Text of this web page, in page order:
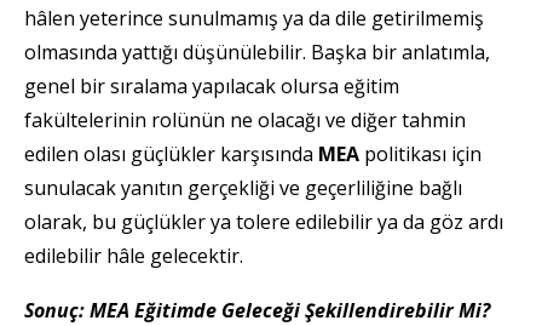
hâlen yeterince sunulmamış ya da dile getirilmemiş
olmasında yattığı düşünülebilir. Başka bir anlatımla,
genel bir sıralama yapılacak olursa eğitim
fakültelerinin rolünün ne olacağı ve diğer tahmin
edilen olası güçlükler karşısında MEA politikası için
sunulacak yanıtın gerçekliği ve geçerliliğine bağlı
olarak, bu güçlükler ya tolere edilebilir ya da göz ardı
edilebilir hâle gelecektir.
Sonuç: MEA Eğitimde Geleceği Şekillendirebilir Mi?